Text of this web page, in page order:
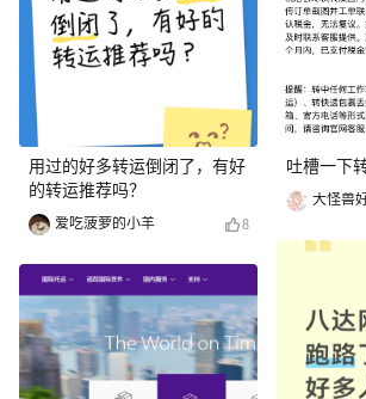
用过的好多转运倒闭了，有好
的转运推荐吗？
爱吃菠萝的小羊 8
吐槽一下
大怪兽